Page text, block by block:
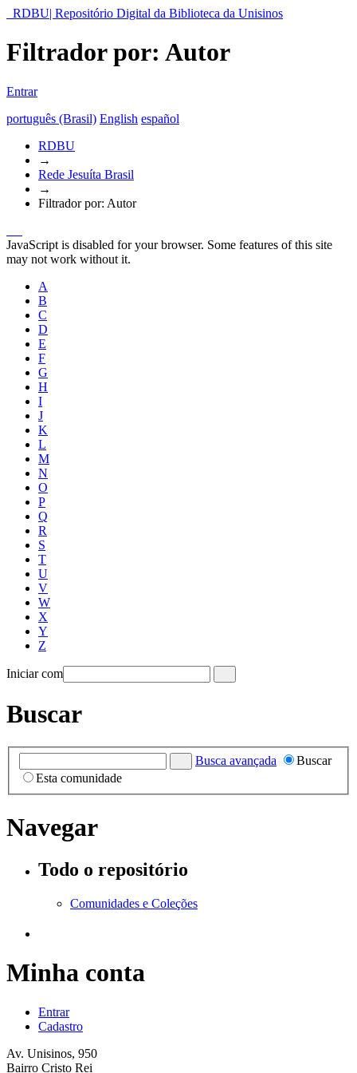
RDBU| Repositório Digital da Biblioteca da Unisinos
Filtrador por: Autor
Entrar
português (Brasil) English español
RDBU
→
Rede Jesuíta Brasil
→
Filtrador por: Autor
JavaScript is disabled for your browser. Some features of this site
may not work without it.
A
B
C
D
E
F
G
H
I
J
K
L
M
N
O
P
Q
R
S
T
U
V
W
X
Y
Z
Iniciar com
Buscar
Busca avançada
Buscar
Esta comunidade
Navegar
Todo o repositório
Comunidades e Coleções
Minha conta
Entrar
Cadastro
Av. Unisinos, 950
Bairro Cristo Rei